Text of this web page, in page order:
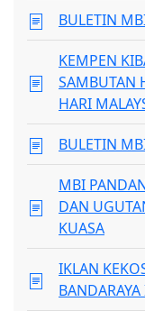
BULETIN
KEMPEN
SAMBUTAN
HARI
BULETIN
MBI
DAN
KUASA
IKLAN